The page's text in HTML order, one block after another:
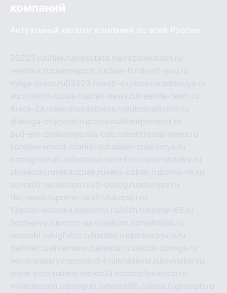
компаний
Актуальный каталог компаний по всей России
03223.ruufille.rukrasotata.ruprazdnikdushi.ru
veetbox.rucinemapost.ruciam-fr.rukraft-you.ru
mega-press.ru03223.ruweb-explore.ru rastenuya.ru
eurovision-russia.rustrah-news.rufreeride-team.ru
itrack-24.rusexshopexpress.ruautostudiopro.ru
alabuga-cityhotel.rupornv.ruatlantpereezd.ru
bud-em-znakomye.rua-cdc.ruelektrostal-news.ru
korolevremont-market.rubudem-znakomye.ru
oooagrosnab.rufpodaso.ruemfire.rupro-otdelky.ru
ukrasotki.ruseksuzbek.ruseks-uzbek.ruporno-vk.ru
sovratili.ruolecoon.ruvd-dosug.ruadonyev.ru
rbc-news.ruporno-skvirt.rukrospr.ru
13autor-kolonka.rusormol.ru2rich.ru hostel-65.ru
hostserve.ruporno-na-russkom.ru mishinlab.ru
neznobi.rubigfatcc.ru habble.rustarbucksvia.ru
delfinet.rusilvernano.ruelestal.ruvektor-doroga.ru
velotrenajery.rupronso54.ru lenasever.ru lovinskix.ru
show-pets.rusmartnews03.rudiscofoxworld.ru
miraclecoon.rupongup.ru hostel65.ru liura.ruglasspb.ru